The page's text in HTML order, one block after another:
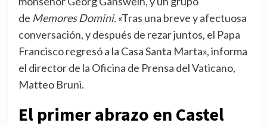
de Memores Domini. «Tras una breve y afectuosa
conversación, y después de rezar juntos, el Papa
Francisco regresó a la Casa Santa Marta», informa
el director de la Oficina de Prensa del Vaticano,
Matteo Bruni.
El primer abrazo en Castel